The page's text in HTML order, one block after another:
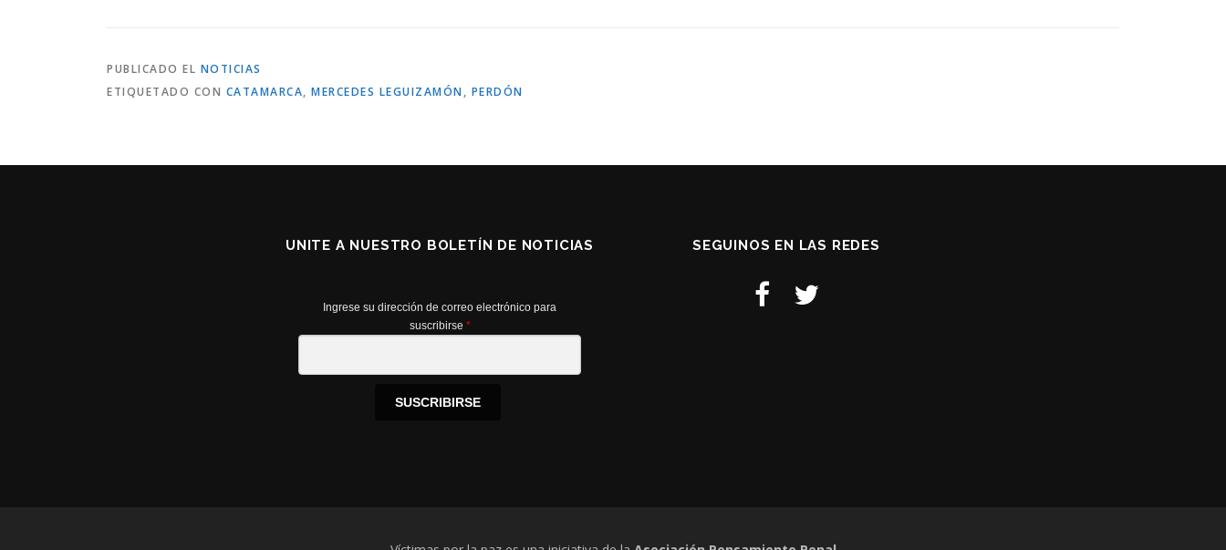
PUBLICADO EL NOTICIAS
ETIQUETADO CON CATAMARCA, MERCEDES LEGUIZAMÓN, PERDÓN
UNITE A NUESTRO BOLETÍN DE NOTICIAS
Ingrese su dirección de correo electrónico para
suscribirse *
SUSCRIBIRSE
SEGUINOS EN LAS REDES